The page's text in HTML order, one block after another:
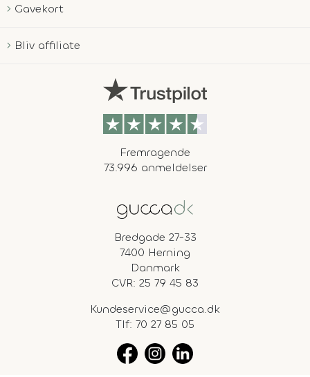
Gavekort
Bliv affiliate
Fremragende
73.996 anmeldelser
Bredgade 27-33
7400 Herning
Danmark
CVR: 25 79 45 83
Kundeservice@gucca.dk
Tlf: 70 27 85 05